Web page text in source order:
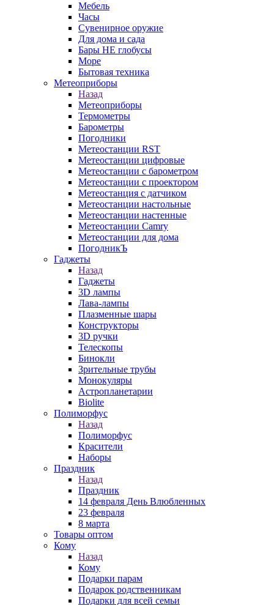
Мебель
Часы
Сувенирное оружие
Для дома и сада
Бары НЕ глобусы
Море
Бытовая техника
Метеоприборы
Назад
Метеоприборы
Термометры
Барометры
Погодники
Метеостанции RST
Метеостанции цифровые
Метеостанции с барометром
Метеостанции с проектором
Метеостанция с датчиком
Метеостанции настольные
Метеостанции настенные
Метеостанции Camry
Метеостанции для дома
ПогодникЪ
Гаджеты
Назад
Гаджеты
3D лампы
Лава-лампы
Плазменные шары
Конструкторы
3D ручки
Телескопы
Бинокли
Зрительные трубы
Монокуляры
Астропланетарии
Biolite
Полиморфус
Назад
Полиморфус
Красители
Наборы
Праздник
Назад
Праздник
14 февраля День Влюбленных
23 февраля
8 марта
Товары оптом
Кому
Назад
Кому
Подарки парам
Подарок родственникам
Подарки для всей семьи